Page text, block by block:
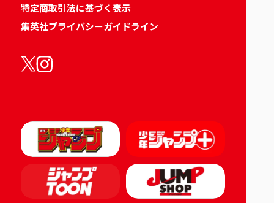
特定商取引法に基づく表示
集英社プライバシーガイドライン